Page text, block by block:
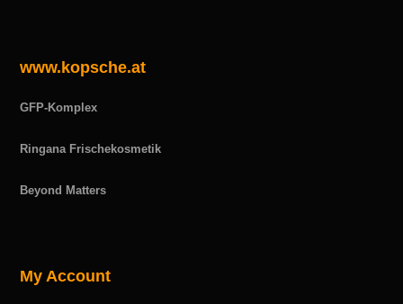
www.kopsche.at
GFP-Komplex
Ringana Frischekosmetik
Beyond Matters
My Account